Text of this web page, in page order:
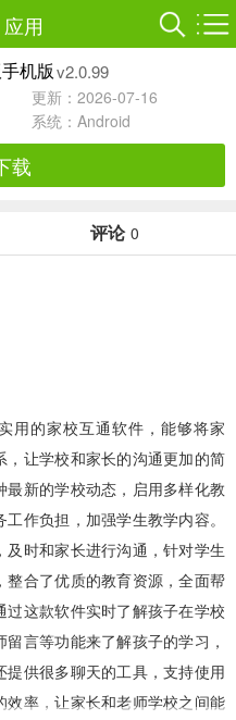
应用
机版 v2.0.99
更新：2026-07-16
系统：Android
载
评论 0
用的家校互通软件，能够将家
让学校和家长的沟通更加的简
新的学校动态，启用多样化教
作负担，加强学生教学内容。
时和家长进行沟通，针对学生
合了优质的教育资源，全面帮
这款软件实时了解孩子在学校
言等功能来了解孩子的学习，
供很多聊天的工具，支持使用
率，让家长和老师学校之间能